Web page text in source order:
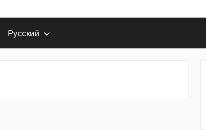
Русский